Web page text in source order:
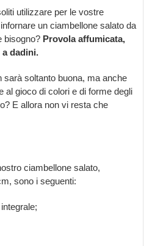
utilizzare per le vostre
un ciambellone salato da
bisogno? Provola affumicata,
dadini.
sarà soltanto buona, ma anche
al gioco di colori e di forme degli
E allora non vi resta che
ciambellone salato,
sono i seguenti: